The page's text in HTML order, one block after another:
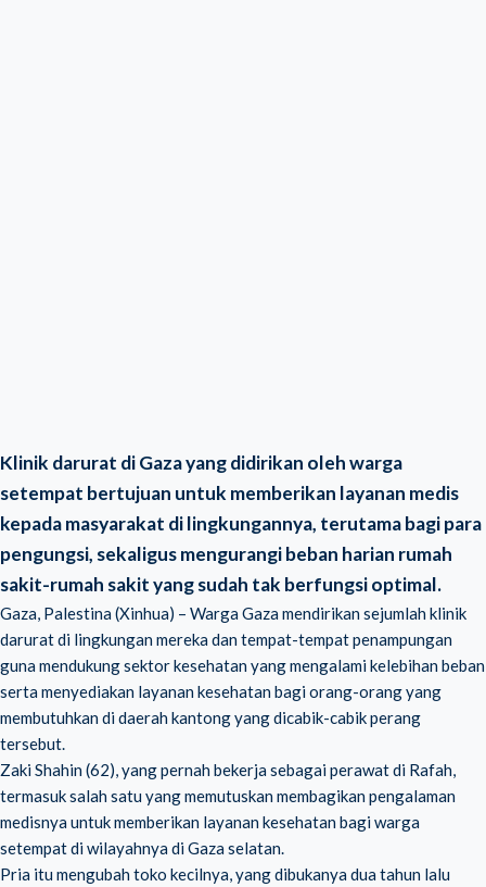
Klinik darurat di Gaza yang didirikan oleh warga
setempat bertujuan untuk memberikan layanan medis
kepada masyarakat di lingkungannya, terutama bagi para
pengungsi, sekaligus mengurangi beban harian rumah
sakit-rumah sakit yang sudah tak berfungsi optimal.
Gaza, Palestina (Xinhua) – Warga Gaza mendirikan sejumlah klinik
darurat di lingkungan mereka dan tempat-tempat penampungan
guna mendukung sektor kesehatan yang mengalami kelebihan beban
serta menyediakan layanan kesehatan bagi orang-orang yang
membutuhkan di daerah kantong yang dicabik-cabik perang
tersebut.
Zaki Shahin (62), yang pernah bekerja sebagai perawat di Rafah,
termasuk salah satu yang memutuskan membagikan pengalaman
medisnya untuk memberikan layanan kesehatan bagi warga
setempat di wilayahnya di Gaza selatan.
Pria itu mengubah toko kecilnya, yang dibukanya dua tahun lalu